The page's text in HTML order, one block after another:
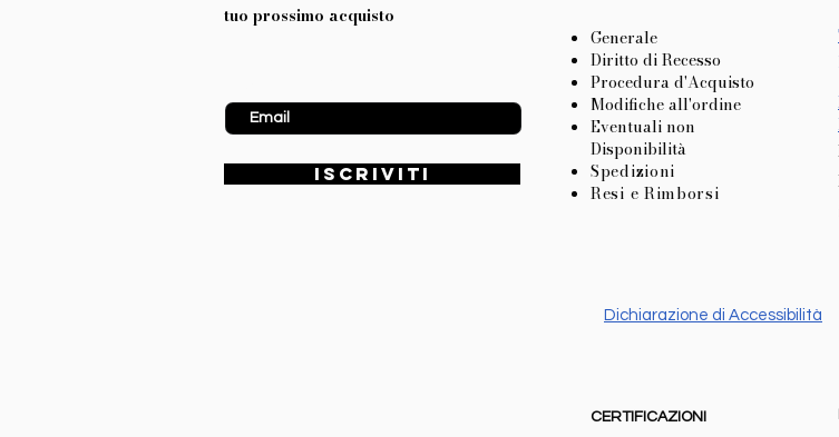
tuo prossimo acquisto
ISCRIVITI
Generale
Diritto di Recesso
Procedura d'Acquisto
Modifiche all'ordine
Eventuali non
Disponibilità
Spedizioni
Resi e Rimborsi
Dichiarazione di Accessibilità
CERTIFICAZIONI